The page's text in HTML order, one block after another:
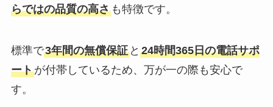
らではの品質の高さも特徴です。
標準で3年間の無償保証と 24時間365日の電話サポ
ートが付帯しているため、万が一の際も安心で
す。